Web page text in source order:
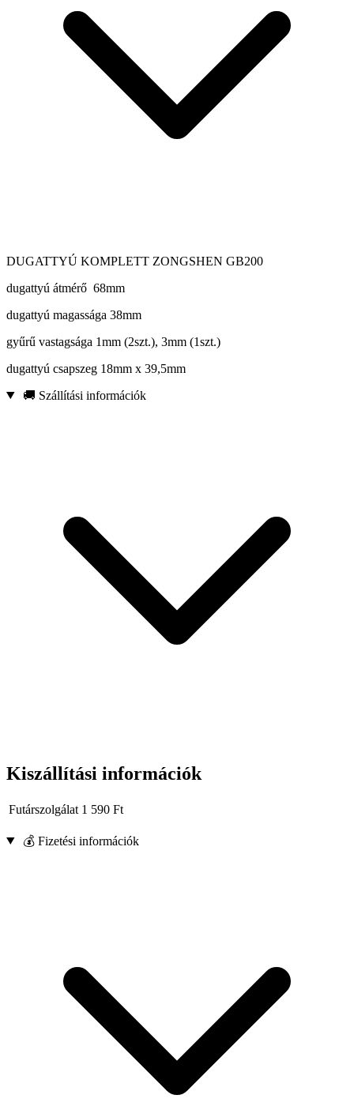
DUGATTYÚ KOMPLETT ZONGSHEN GB200
dugattyú átmérő 68mm
dugattyú magassága 38mm
gyűrű vastagsága 1mm (2szt.), 3mm (1szt.)
dugattyú csapszeg 18mm x 39,5mm
🚚 Szállítási információk
Kiszállítási információk
Futárszolgálat 1 590 Ft
💰 Fizetési információk